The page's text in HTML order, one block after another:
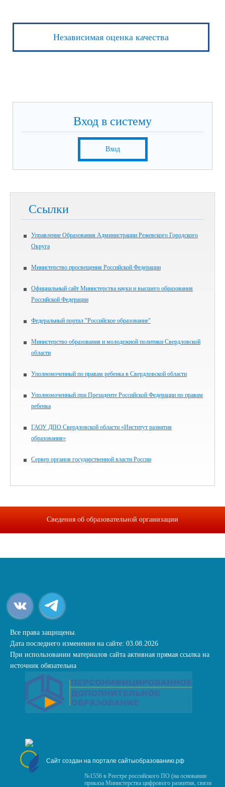
Независимая оценка качества
Вход в систему
Вход
Ссылки
Управление Образования Администрации Режевского Городского
Округа
Министерство просвещения Российской Федерации
Официальный сайт Министерства науки и высшего образования
Российской Федерации
Федеральный портал "Российское образование"
Министерство образования и молодежной политики Свердловской
области
Уполномоченный по правам ребенка в Свердловской области
Уполномоченный при Президенте Российской Федерации по правам
ребенка
ГАОУ ДПО Свердловской области «Институт развития
образования»
Сервер органов государственной власти России
Сведения об образовательной организации
Все права защищены.
Дата последнего изменения на сайте: 03.08.2026
При использовании материалов сайта активная прямая ссылка на
источник обязательна
Сайт создан на портале сайтыобразованию.рф
№1556 в Реестре российского ПО (на основании
приказа Министерства цифрового развития, связи